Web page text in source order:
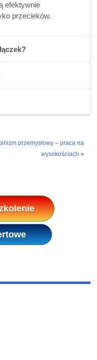
efektywnie
przecieków.
przemysłowy – praca na
wysokościach »